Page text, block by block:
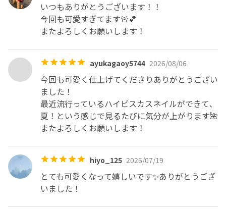
いつもありがとうございます！！
今回も可愛すぎてます🚨💕
またよろしくお願いします！
ayukagaoy5744 2026/08/06
今回も可愛く仕上げてくださりありがとうござい
ました！
最近流行っているハイビスカスネイルができて､
夏！という感じで見るたびに気分が上がります🌺
またよろしくお願いします！
hiyo_125 2026/07/19
とても可愛くなって嬉しいです✨️ありがとうござ
いました！